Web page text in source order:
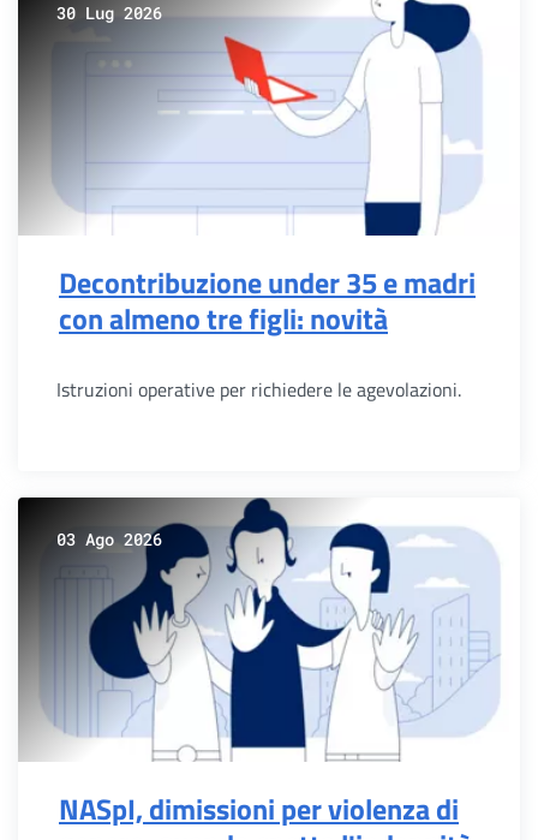
30 Lug 2026
Decontribuzione under 35 e madri
con almeno tre figli: novità
Istruzioni operative per richiedere le agevolazioni.
03 Ago 2026
NASpI, dimissioni per violenza di